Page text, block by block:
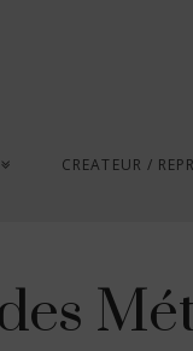
CREATEUR /